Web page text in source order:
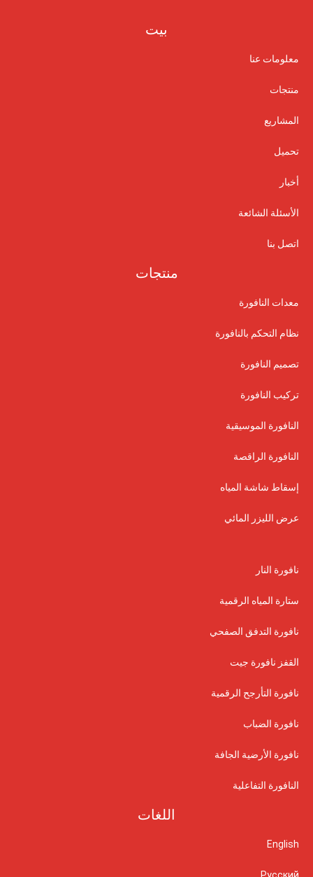
بيت
معلومات عنا
منتجات
المشاريع
تحميل
أخبار
الأسئلة الشائعة
اتصل بنا
منتجات
معدات النافورة
نظام التحكم بالنافورة
تصميم النافورة
تركيب النافورة
النافورة الموسيقية
النافورة الراقصة
إسقاط شاشة المياه
عرض الليزر المائي
نافورة النار
ستارة المياه الرقمية
نافورة التدفق الصفحي
القفز نافورة جيت
نافورة التأرجح الرقمية
نافورة الضباب
نافورة الأرضية الجافة
النافورة التفاعلية
اللغات
English